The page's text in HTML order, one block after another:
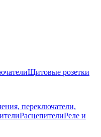
Щитовые розетки
переключатели,
РасцепителиРеле и